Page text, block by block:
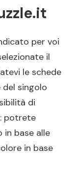
per voi
il
le schede
singolo
di
: potrete
in base alle
in base